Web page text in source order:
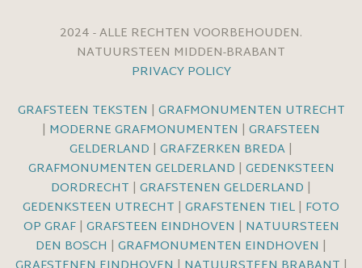
2024 - ALLE RECHTEN VOORBEHOUDEN.
NATUURSTEEN MIDDEN-BRABANT
PRIVACY POLICY
GRAFSTEEN TEKSTEN | GRAFMONUMENTEN UTRECHT
| MODERNE GRAFMONUMENTEN | GRAFSTEEN
GELDERLAND | GRAFZERKEN BREDA|
GRAFMONUMENTEN GELDERLAND | GEDENKSTEEN
DORDRECHT | GRAFSTENEN GELDERLAND |
GEDENKSTEEN UTRECHT | GRAFSTENEN TIEL| FOTO
OP GRAF| GRAFSTEEN EINDHOVEN | NATUURSTEEN
DEN BOSCH | GRAFMONUMENTEN EINDHOVEN |